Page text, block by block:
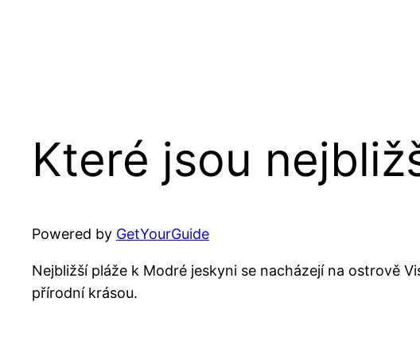
Které jsou
Powered by GetYourGuide
Nejbližší pláže k Modré jeskyni se nacházejí na ostrově
přírodní krásou.